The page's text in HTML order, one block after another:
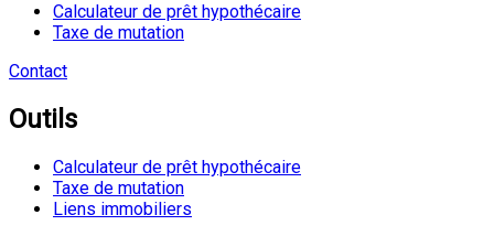
Calculateur de prêt hypothécaire
Taxe de mutation
Contact
Outils
Calculateur de prêt hypothécaire
Taxe de mutation
Liens immobiliers